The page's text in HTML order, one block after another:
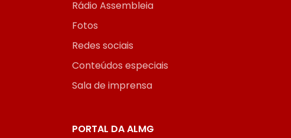
Rádio Assembleia
Fotos
Redes sociais
Conteúdos especiais
Sala de imprensa
PORTAL DA ALMG